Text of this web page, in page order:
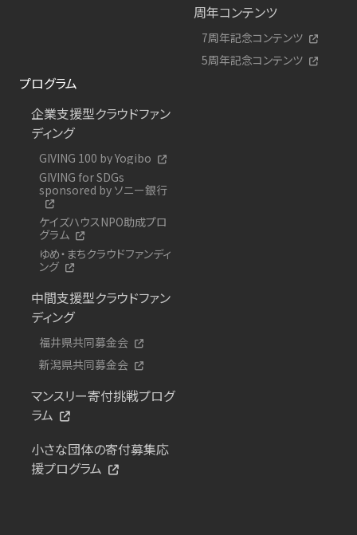
周年コンテンツ
7周年記念コンテンツ
5周年記念コンテンツ
プログラム
企業支援型クラウドファン
ディング
GIVING 100 by Yogibo
GIVING for SDGs
sponsored by ソニー銀行
ケイズハウスNPO助成プロ
グラム
ゆめ・まちクラウドファンディ
ング
中間支援型クラウドファン
ディング
福井県共同募金会
新潟県共同募金会
マンスリー寄付挑戦プログ
ラム
小さな団体の寄付募集応
援プログラム